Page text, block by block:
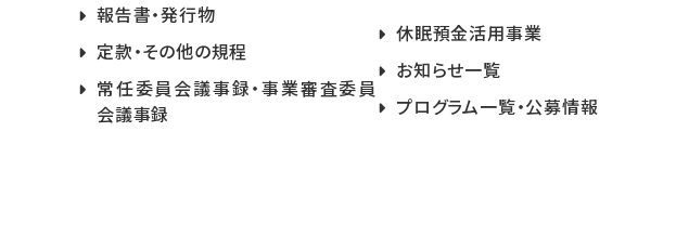
報告書・発行物
定款・その他の規程
常任委員会議事録・事業審査委員
会議事録
休眠預金活用事業
お知らせ一覧
プログラム一覧・公募情報